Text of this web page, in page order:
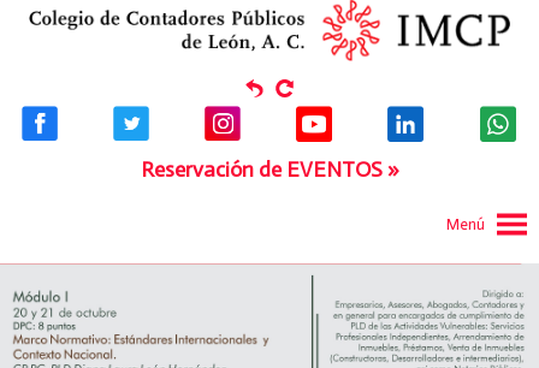
Reservación de EVENTOS »
Menú